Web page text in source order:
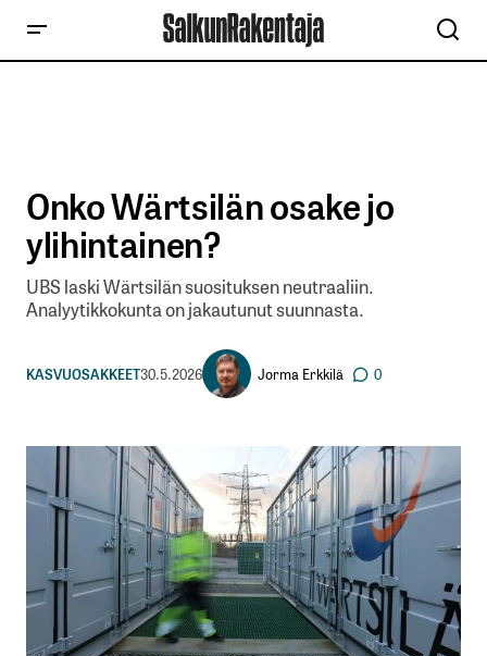
Onko Wärtsilän osake jo
ylihintainen?
UBS laski Wärtsilän suosituksen neutraaliin.
Analyytikkokunta on jakautunut suunnasta.
KASVUOSAKKEET30.5.2026 Jorma Erkkilä 0